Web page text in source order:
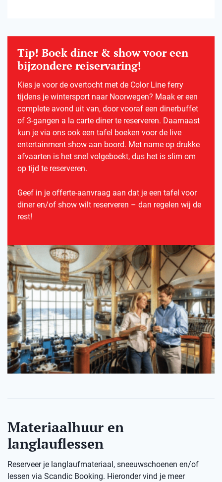
Tip! Boek diner & show voor een
bijzondere reiservaring!
Kies je voor de overtocht met de Color Line ferry
tijdens je wintersport naar Noorwegen? Maak er een
complete avond uit van, door vooraf een dinerbuffet
of 3-gangen a la carte diner te reserveren. Daarnaast
kun je via ons ook een tafel boeken voor de live
entertainment show aan boord. Met name op drukke
afvaarten is het snel volgeboekt, dus het is slim om
op tijd te reserveren.
Geef in je offerte-aanvraag aan dat je een tafel voor
diner en/of show wilt reserveren – dan regelen wij de
rest!
Materiaalhuur en
langlauflessen
Reserveer je langlaufmateriaal, sneeuwschoenen en/of
lessen via Scandic Booking. Hieronder vind je meer